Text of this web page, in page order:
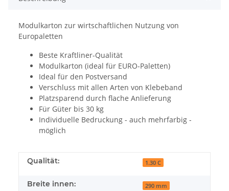
Modulkarton zur wirtschaftlichen Nutzung von
Europaletten
Beste Kraftliner-Qualität
Modulkarton (ideal für EURO-Paletten)
Ideal für den Postversand
Verschluss mit allen Arten von Klebeband
Platzsparend durch flache Anlieferung
Für Güter bis 30 kg
Individuelle Bedruckung - auch mehrfarbig -
möglich
Qualität: 1.30 C
Breite innen: 290 mm